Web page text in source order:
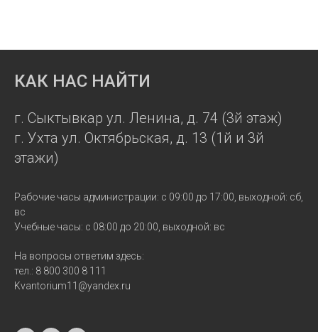
КАК НАС НАЙТИ
г. Сыктывкар ул. Ленина, д. 74 (3й этаж)
г. Ухта ул. Октябрьская, д. 13 (1й и 3й
этажи)
Рабочие часы администрации: с 09:00 до 17:00, выходной: сб,
вс
Учебные часы: с 08:00 до 20:00, выходной: вс
На вопросы ответим здесь:
тел.: 8 800 300 8 111
Kvantorium11@yandex.ru